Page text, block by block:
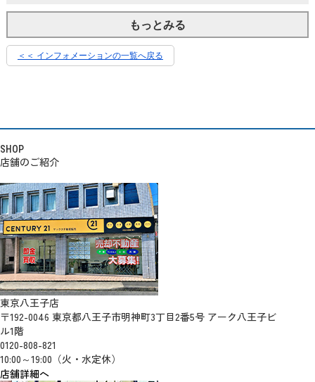
もっとみる
＜＜ インフォメーションの一覧へ戻る
SHOP
店舗のご紹介
東京八王子店
〒192-0046 東京都八王子市明神町3丁目2番5号 アーク八王子ビ
ル1階
0120-808-821
10:00～19:00（火・水定休）
店舗詳細へ